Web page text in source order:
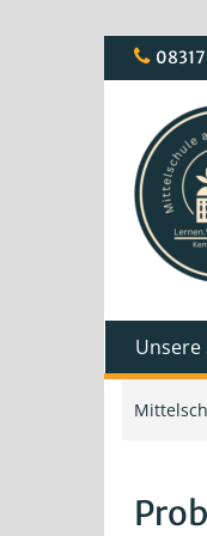
Skip
Unsere